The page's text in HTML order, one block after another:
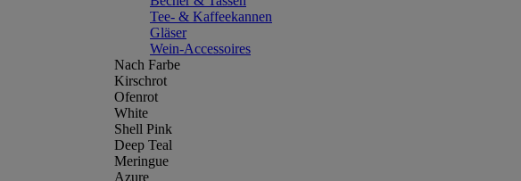
Tee- & Kaffeekannen
Gläser
Wein-Accessoires
Nach Farbe
Kirschrot
Ofenrot
White
Shell Pink
Deep Teal
Meringue
Azure